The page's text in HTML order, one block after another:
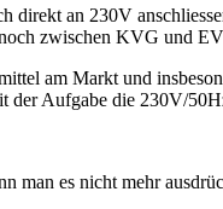
direkt an 230V
zwischen KVG und
am Markt und
der Aufgabe die 230V/
man es nicht mehr